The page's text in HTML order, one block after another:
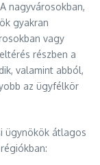
nagyvárosokban,
gyakran
vagy
részben a
valamint abból,
az ügyfélkör
ügynökök átlagos